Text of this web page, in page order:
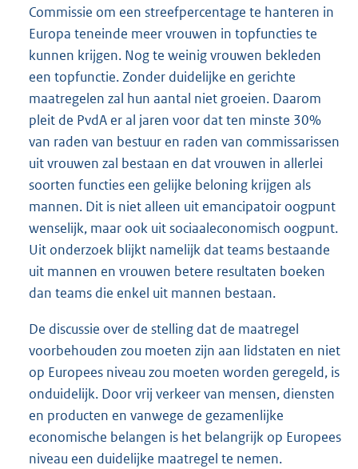
Commissie om een streefpercentage te hanteren in
Europa teneinde meer vrouwen in topfuncties te
kunnen krijgen. Nog te weinig vrouwen bekleden
een topfunctie. Zonder duidelijke en gerichte
maatregelen zal hun aantal niet groeien. Daarom
pleit de PvdA er al jaren voor dat ten minste 30%
van raden van bestuur en raden van commissarissen
uit vrouwen zal bestaan en dat vrouwen in allerlei
soorten functies een gelijke beloning krijgen als
mannen. Dit is niet alleen uit emancipatoir oogpunt
wenselijk, maar ook uit sociaaleconomisch oogpunt.
Uit onderzoek blijkt namelijk dat teams bestaande
uit mannen en vrouwen betere resultaten boeken
dan teams die enkel uit mannen bestaan.
De discussie over de stelling dat de maatregel
voorbehouden zou moeten zijn aan lidstaten en niet
op Europees niveau zou moeten worden geregeld, is
onduidelijk. Door vrij verkeer van mensen, diensten
en producten en vanwege de gezamenlijke
economische belangen is het belangrijk op Europees
niveau een duidelijke maatregel te nemen.